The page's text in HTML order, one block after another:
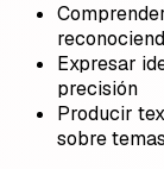
Expresar
precisión
Producir
sobre